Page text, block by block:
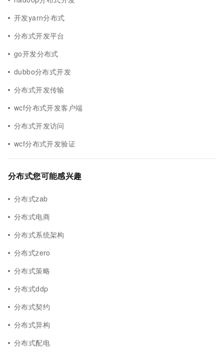
开发yarn分布式
分布式开发平台
go开发分布式
dubbo分布式开发
分布式开发传输
wcf分布式开发客户端
分布式开发访问
wcf分布式开发验证
分布式您可能感兴趣
分布式zab
分布式电商
分布式系统架构
分布式zero
分布式策略
分布式ddp
分布式契约
分布式异构
分布式配电